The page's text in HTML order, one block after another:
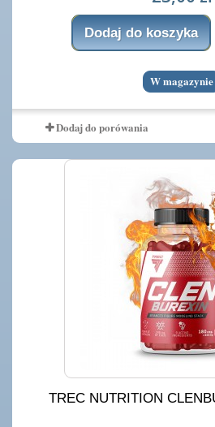
Dodaj do koszyka
W magazynie
Dodaj do porówania
TREC NUTRITION